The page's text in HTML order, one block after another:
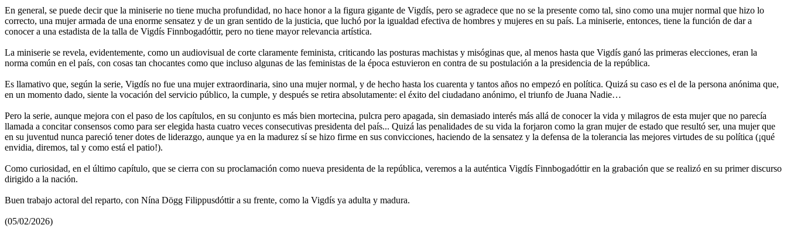
En general, se puede decir que la miniserie no tiene mucha profundidad, no hace honor a la figura gigante de Vigdís, pero se agradece que no se la presente como tal, sino como una mujer normal que hizo lo
correcto, una mujer armada de una enorme sensatez y de un gran sentido de la justicia, que luchó por la igualdad efectiva de hombres y mujeres en su país. La miniserie, entonces, tiene la función de dar a
conocer a una estadista de la talla de Vigdís Finnbogadóttir, pero no tiene mayor relevancia artística.
La miniserie se revela, evidentemente, como un audiovisual de corte claramente feminista, criticando las posturas machistas y misóginas que, al menos hasta que Vigdís ganó las primeras elecciones, eran la
norma común en el país, con cosas tan chocantes como que incluso algunas de las feministas de la época estuvieron en contra de su postulación a la presidencia de la república.
Es llamativo que, según la serie, Vigdís no fue una mujer extraordinaria, sino una mujer normal, y de hecho hasta los cuarenta y tantos años no empezó en política. Quizá su caso es el de la persona anónima que,
en un momento dado, siente la vocación del servicio público, la cumple, y después se retira absolutamente: el éxito del ciudadano anónimo, el triunfo de Juana Nadie…
Pero la serie, aunque mejora con el paso de los capítulos, en su conjunto es más bien mortecina, pulcra pero apagada, sin demasiado interés más allá de conocer la vida y milagros de esta mujer que no parecía
llamada a concitar consensos como para ser elegida hasta cuatro veces consecutivas presidenta del país... Quizá las penalidades de su vida la forjaron como la gran mujer de estado que resultó ser, una mujer que
en su juventud nunca pareció tener dotes de liderazgo, aunque ya en la madurez sí se hizo firme en sus convicciones, haciendo de la sensatez y la defensa de la tolerancia las mejores virtudes de su política (¡qué
envidia, diremos, tal y como está el patio!).
Como curiosidad, en el último capítulo, que se cierra con su proclamación como nueva presidenta de la república, veremos a la auténtica Vigdís Finnbogadóttir en la grabación que se realizó en su primer discurso
dirigido a la nación.
Buen trabajo actoral del reparto, con Nína Dögg Filippusdóttir a su frente, como la Vigdís ya adulta y madura.
(05/02/2026)